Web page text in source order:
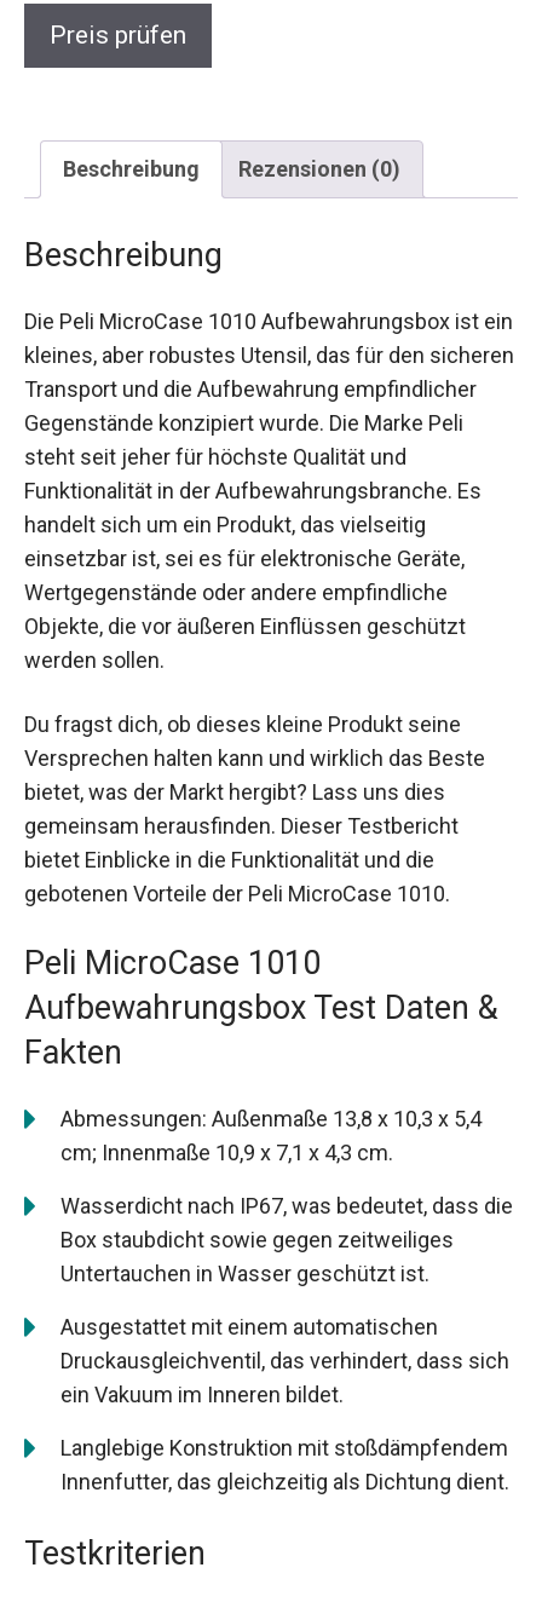
Preis prüfen
Beschreibung Rezensionen (0)
Beschreibung
Die Peli MicroCase 1010 Aufbewahrungsbox ist ein
kleines, aber robustes Utensil, das für den sicheren
Transport und die Aufbewahrung empfindlicher
Gegenstände konzipiert wurde. Die Marke Peli
steht seit jeher für höchste Qualität und
Funktionalität in der Aufbewahrungsbranche. Es
handelt sich um ein Produkt, das vielseitig
einsetzbar ist, sei es für elektronische Geräte,
Wertgegenstände oder andere empfindliche
Objekte, die vor äußeren Einflüssen geschützt
werden sollen.
Du fragst dich, ob dieses kleine Produkt seine
Versprechen halten kann und wirklich das Beste
bietet, was der Markt hergibt? Lass uns dies
gemeinsam herausfinden. Dieser Testbericht
bietet Einblicke in die Funktionalität und die
gebotenen Vorteile der Peli MicroCase 1010.
Peli MicroCase 1010
Aufbewahrungsbox Test Daten &
Fakten
Abmessungen: Außenmaße 13,8 x 10,3 x 5,4
cm; Innenmaße 10,9 x 7,1 x 4,3 cm.
Wasserdicht nach IP67, was bedeutet, dass die
Box staubdicht sowie gegen zeitweiliges
Untertauchen in Wasser geschützt ist.
Ausgestattet mit einem automatischen
Druckausgleichventil, das verhindert, dass sich
ein Vakuum im Inneren bildet.
Langlebige Konstruktion mit stoßdämpfendem
Innenfutter, das gleichzeitig als Dichtung dient.
Testkriterien